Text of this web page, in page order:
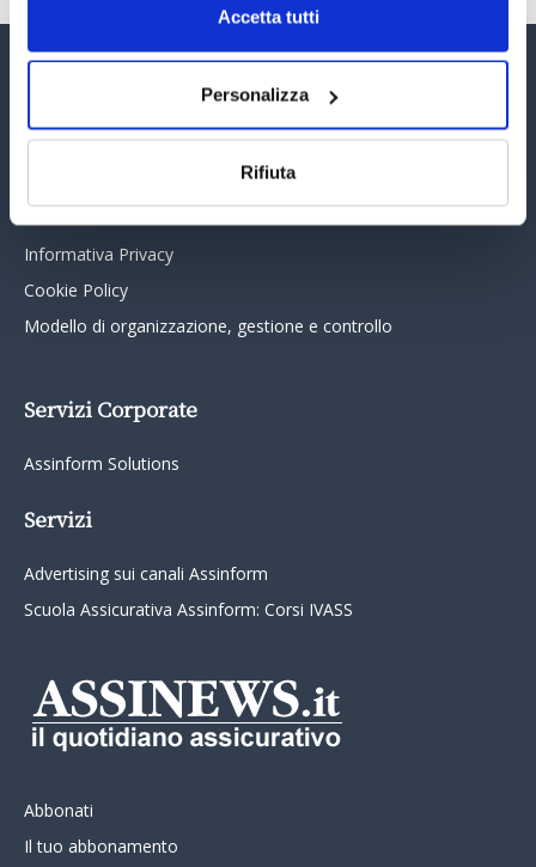
Accetta tutti
Personalizza
Rifiuta
Assinform Editore
Chi siamo
Informativa Privacy
Cookie Policy
Modello di organizzazione, gestione e controllo
Servizi Corporate
Assinform Solutions
Servizi
Advertising sui canali Assinform
Scuola Assicurativa Assinform: Corsi IVASS
Abbonati
Il tuo abbonamento